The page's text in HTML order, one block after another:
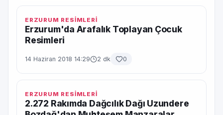
ERZURUM RESİMLERİ
Erzurum'da Arafalık Toplayan Çocuk
Resimleri
14 Haziran 2018 14:29 2 dk 0
ERZURUM RESİMLERİ
2.272 Rakımda Dağcılık Dağı Uzundere